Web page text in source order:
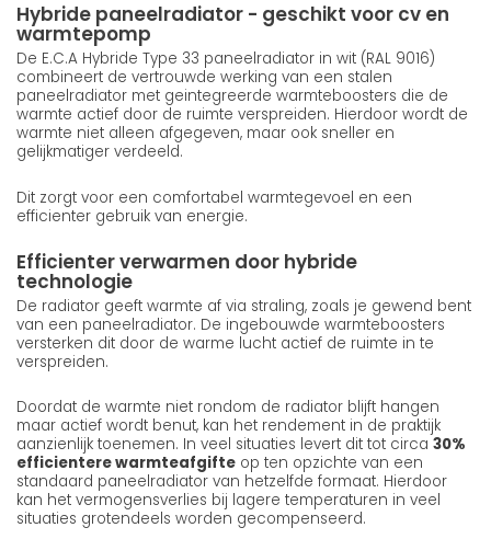
Hybride paneelradiator - geschikt voor cv en
warmtepomp
De E.C.A Hybride Type 33 paneelradiator in wit (RAL 9016)
combineert de vertrouwde werking van een stalen
paneelradiator met geintegreerde warmteboosters die de
warmte actief door de ruimte verspreiden. Hierdoor wordt de
warmte niet alleen afgegeven, maar ook sneller en
gelijkmatiger verdeeld.
Dit zorgt voor een comfortabel warmtegevoel en een
efficienter gebruik van energie.
Efficienter verwarmen door hybride
technologie
De radiator geeft warmte af via straling, zoals je gewend bent
van een paneelradiator. De ingebouwde warmteboosters
versterken dit door de warme lucht actief de ruimte in te
verspreiden.
Doordat de warmte niet rondom de radiator blijft hangen
maar actief wordt benut, kan het rendement in de praktijk
aanzienlijk toenemen. In veel situaties levert dit tot circa 30%
efficientere warmteafgifte op ten opzichte van een
standaard paneelradiator van hetzelfde formaat. Hierdoor
kan het vermogensverlies bij lagere temperaturen in veel
situaties grotendeels worden gecompenseerd.